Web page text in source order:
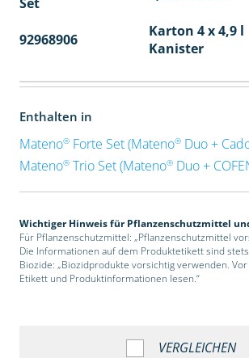
Set
92968906
Karton 4 x 4,9 l
Kanister
Enthalten in
Mateno®Forte Set (Mateno®Duo +
Mateno®Trio Set (Mateno®Duo +
Wichtiger Hinweis für Pflanzenschutzmittel
Für Pflanzenschutzmittel: „Pflanzenschutzmittel
Die Informationen auf dem Produktetikett sind
Biozide: „Biozidprodukte vorsichtig verwenden.
Etikett und Produktinformationen lesen.“
VERGLEICHEN